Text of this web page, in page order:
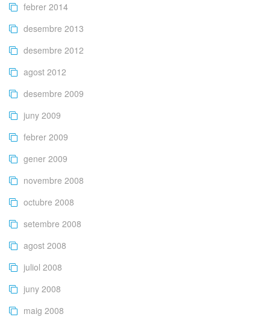
febrer 2014
desembre 2013
desembre 2012
agost 2012
desembre 2009
juny 2009
febrer 2009
gener 2009
novembre 2008
octubre 2008
setembre 2008
agost 2008
juliol 2008
juny 2008
maig 2008